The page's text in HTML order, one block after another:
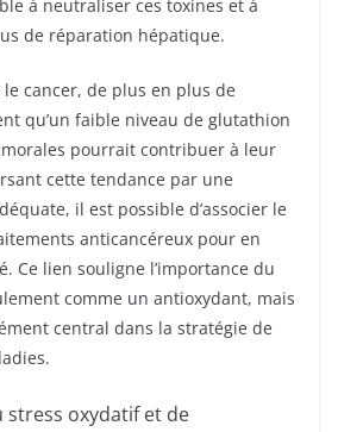
à neutraliser ces toxines et à
de réparation hépatique.
cancer, de plus en plus de
qu’un faible niveau de glutathion
pourrait contribuer à leur
cette tendance par une
il est possible d’associer le
anticancéreux pour en
Ce lien souligne l’importance du
comme un antioxydant, mais
central dans la stratégie de
stress oxydatif et de